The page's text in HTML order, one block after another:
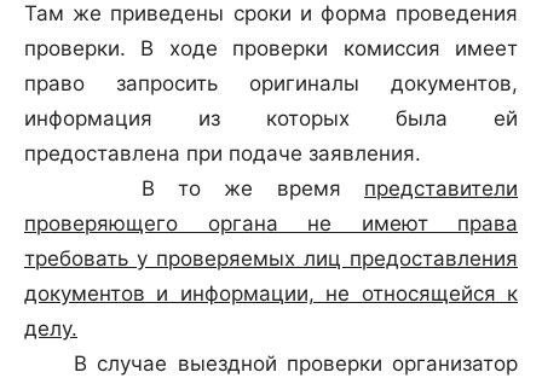
Там же приведены сроки и форма проведения
проверки. В ходе проверки комиссия имеет
право запросить оригиналы документов,
информация из которых была ей
предоставлена при подаче заявления.
В то же время представители
проверяющего органа не имеют права
требовать у проверяемых лиц предоставления
документов и информации, не относящейся к
делу.
В случае выездной проверки организатор